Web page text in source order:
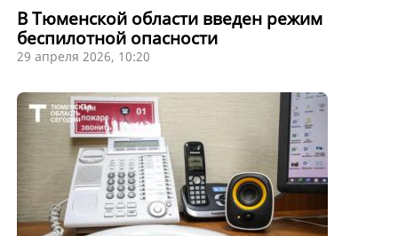
В Тюменской области введен режим
беспилотной опасности
29 апреля 2026, 10:20